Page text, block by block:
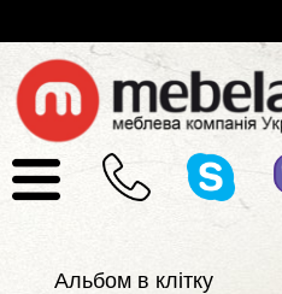
Альбом в клітку